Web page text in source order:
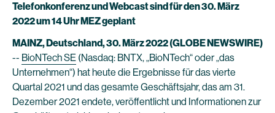
Telefonkonferenz und Webcast sind für den 30. März
2022 um 14 Uhr MEZ geplant
MAINZ, Deutschland, 30. März 2022 (GLOBE NEWSWIRE)
-- BioNTech SE (Nasdaq: BNTX, „BioNTech“ oder „das
Unternehmen“) hat heute die Ergebnisse für das vierte
Quartal 2021 und das gesamte Geschäftsjahr, das am 31.
Dezember 2021 endete, veröffentlicht und Informationen zur